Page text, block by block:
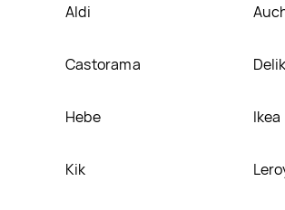
Aldi
Castorama
Hebe Ikea
Kik